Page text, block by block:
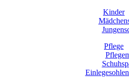
Kinder
Pflege